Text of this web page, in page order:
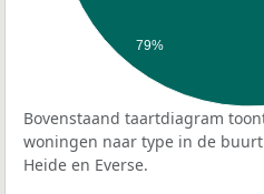
79%
Bovenstaand taartdiagram
woningen naar type in de
Heide en Everse.